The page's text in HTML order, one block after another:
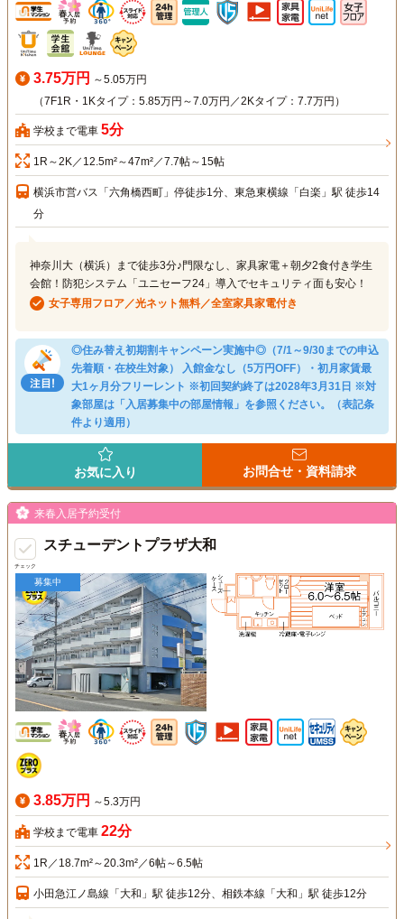
3.75万円 ～5.05万円
（7F1R・1Kタイプ：5.85万円～7.0万円／2Kタイプ：7.7万円）
学校まで電車 5分
1R～2K／12.5m²～47m²／7.7帖～15帖
横浜市営バス「六角橋西町」停徒歩1分、東急東横線「白楽」駅 徒歩14
分
神奈川大（横浜）まで徒歩3分♪門限なし、家具家電＋朝夕2食付き学生
会館！防犯システム「ユニセーフ24」導入でセキュリティ面も安心！
女子専用フロア／光ネット無料／全室家具家電付き
◎住み替え初期割キャンペーン実施中◎（7/1～9/30までの申込
先着順・在校生対象） 入館金なし（5万円OFF）・初月家賃最
大1ヶ月分フリーレント ※初回契約終了は2028年3月31日 ※対
象部屋は「入居募集中の部屋情報」を参照ください。（表記条
件より適用）
お気に入り お問合せ・資料請求
チェック
来春入居予約受付
スチューデントプラザ大和
募集中
3.85万円 ～5.3万円
学校まで電車 22分
1R／18.7m²～20.3m²／6帖～6.5帖
小田急江ノ島線「大和」駅 徒歩12分、相鉄本線「大和」駅 徒歩12分